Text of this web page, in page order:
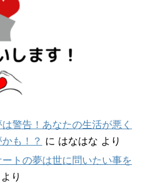
は警告！あなたの生活が悪く
も！？ に はなはな より
ートの夢は世に問いたい事を
より